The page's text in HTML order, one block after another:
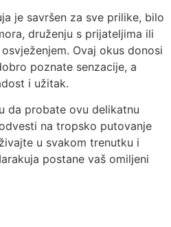
je savršen za sve prilike, bilo
druženju s prijateljima ili
Ovaj okus donosi
poznate senzacije, a
i užitak.
da probate ovu delikatnu
na tropsko putovanje
u svakom trenutku i
postane vaš omiljeni